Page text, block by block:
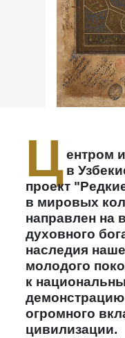
Ц ентром
в
проект
в мировых
направлен на
духовного
наследия
молодого
к
огромного
цивилизации.